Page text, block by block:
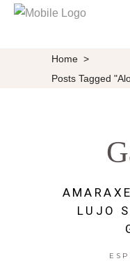
Home >
Posts Tagged
LUJO